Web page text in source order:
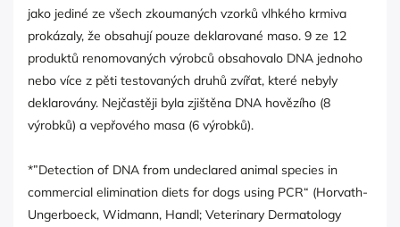
jako jediné ze všech zkoumaných vzorků vlhkého krmiva
prokázaly, že obsahují pouze deklarované maso. 9 ze 12
produktů renomovaných výrobců obsahovalo DNA jednoho
nebo více z pěti testovaných druhů zvířat, které nebyly
deklarovány. Nejčastěji byla zjištěna DNA hovězího (8
výrobků) a vepřového masa (6 výrobků).
*”Detection of DNA from undeclared animal species in
commercial elimination diets for dogs using PCR“ (Horvath-
Ungerboeck, Widmann, Handl; Veterinary Dermatology